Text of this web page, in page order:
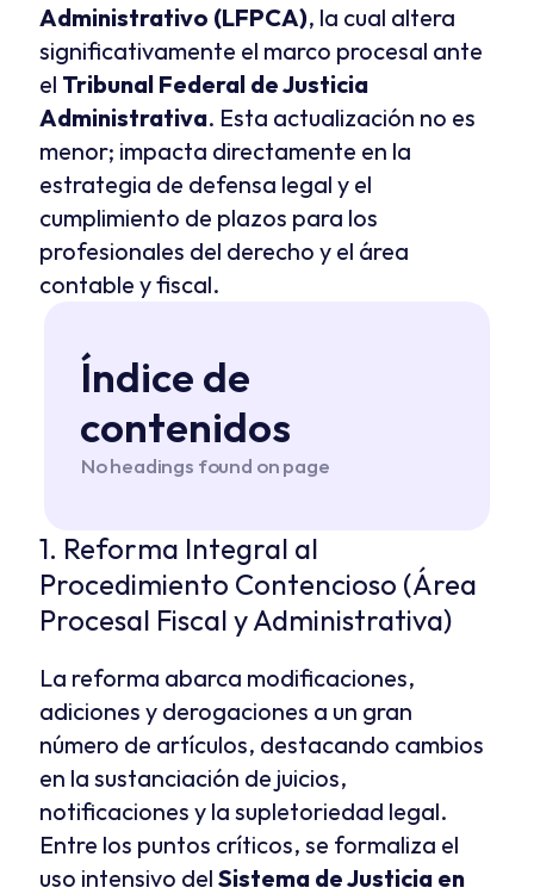
Administrativo (LFPCA), la cual altera
significativamente el marco procesal ante
el Tribunal Federal de Justicia
Administrativa. Esta actualización no es
menor; impacta directamente en la
estrategia de defensa legal y el
cumplimiento de plazos para los
profesionales del derecho y el área
contable y fiscal.
Índice de
contenidos
No headings found on page
1. Reforma Integral al
Procedimiento Contencioso (Área
Procesal Fiscal y Administrativa)
La reforma abarca modificaciones,
adiciones y derogaciones a un gran
número de artículos, destacando cambios
en la sustanciación de juicios,
notificaciones y la supletoriedad legal.
Entre los puntos críticos, se formaliza el
uso intensivo del Sistema de Justicia en